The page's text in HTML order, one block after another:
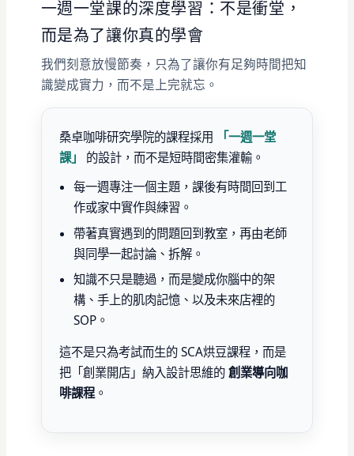
一週一堂課的深度學習：不是衝堂，
而是為了讓你真的學會
我們刻意放慢節奏，只為了讓你有足夠時間把知
識變成實力，而不是上完就忘。
桑卓咖啡研究學院的課程採用
「一週一堂
課」
的設計，而不是短時間密集灌輸。
每一週專注一個主題，課後有時間回到工
作或家中實作與練習。
帶著真實遇到的問題回到教室，再由老師
與同學一起討論、拆解。
知識不只是聽過，而是變成你腦中的架
構、手上的肌肉記憶、以及未來店裡的
SOP。
這不是只為考試而生的 SCA烘豆課程，而是
把「創業開店」納入設計思維的創業導向咖
啡課程。